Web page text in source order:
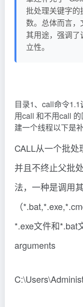
批处理关键字的
数。总体而言
其用途，强调
立性。
目录1、call命令
用call 和不用call
建一个线程以下是
CALL从一个批处
并且不终止父批
法，一种是调用
（
*.exe文件和*.bat
arguments